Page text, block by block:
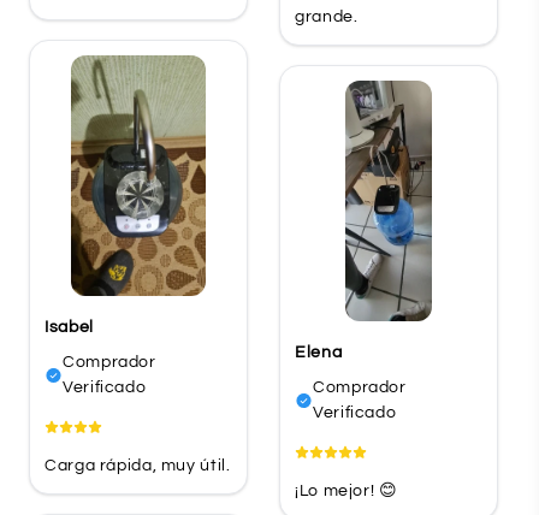
grande.
Isabel
Comprador
Verificado
Carga rápida, muy útil.
Elena
Comprador
Verificado
¡Lo mejor! 😊